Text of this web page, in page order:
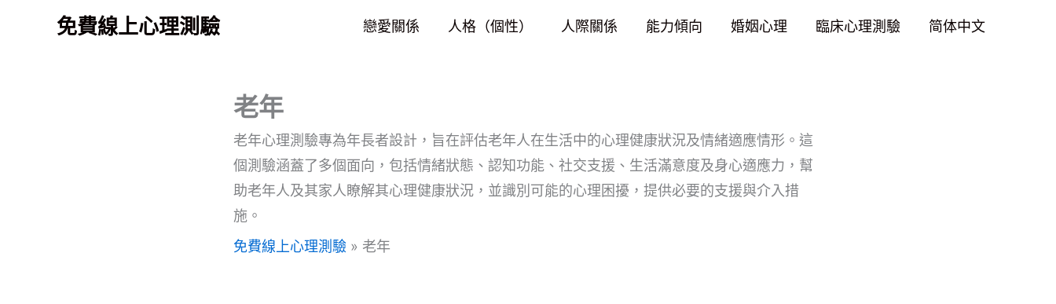
免費線上心理測驗 戀愛關係 人格（個性） 人際關係 能力傾向 婚姻心理 臨床心理測驗 简体中文
老年
老年心理測驗專為年長者設計，旨在評估老年人在生活中的心理健康狀況及情緒適應情形。這
個測驗涵蓋了多個面向，包括情緒狀態、認知功能、社交支援、生活滿意度及身心適應力，幫
助老年人及其家人瞭解其心理健康狀況，並識別可能的心理困擾，提供必要的支援與介入措
施。
免費線上心理測驗 » 老年